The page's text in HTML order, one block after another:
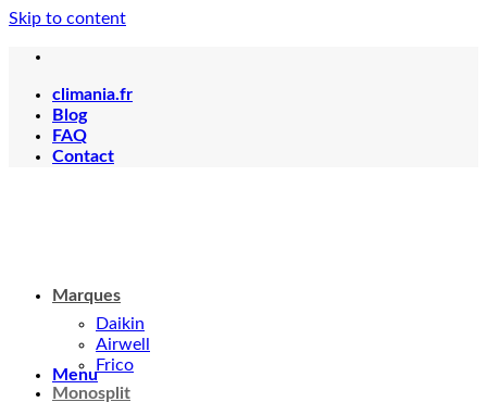
Skip to content
climania.fr
Blog
FAQ
Contact
Menu
Marques
Daikin
Airwell
Frico
Monosplit